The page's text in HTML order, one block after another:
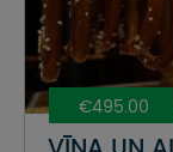
€495.00